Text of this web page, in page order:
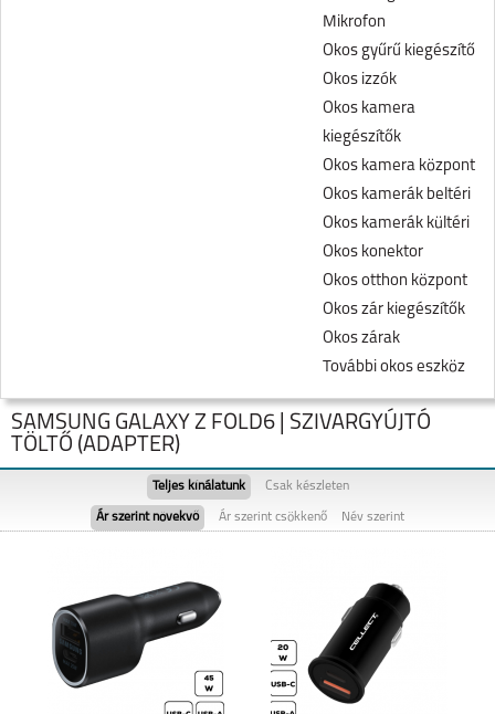
Mikrofon
Okos gyűrű kiegészítő
Okos izzók
Okos kamera
kiegészítők
Okos kamera központ
Okos kamerák beltéri
Okos kamerák kültéri
Okos konektor
Okos otthon központ
Okos zár kiegészítők
Okos zárak
További okos eszköz
SAMSUNG GALAXY
FOLD8
SAMSUNG GALAXY
FOLD8 ULTRA
SAMSUNG GALAXY Z FOLD6 | SZIVARGYÚJTÓ
TÖLTŐ (ADAPTER)
Teljes kínálatunk Csak készleten
Ár szerint növekvő Ár szerint csökkenő Név szerint